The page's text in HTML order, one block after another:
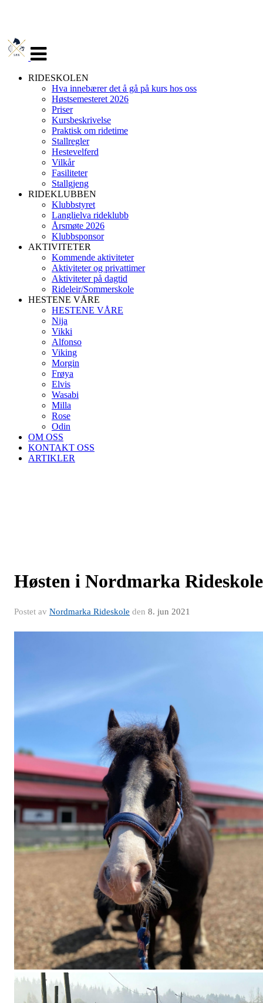
navigasjon
RIDESKOLEN
Hva innebærer det å gå på kurs hos oss
Høstsemesteret 2026
Priser
Kursbeskrivelse
Praktisk om ridetime
Stallregler
Hestevelferd
Vilkår
Fasiliteter
Stallgjeng
RIDEKLUBBEN
Klubbstyret
Langlielva rideklubb
Årsmøte 2026
Klubbsponsor
AKTIVITETER
Kommende aktiviteter
Aktiviteter og privattimer
Aktiviteter på dagtid
Rideleir/Sommerskole
HESTENE VÅRE
HESTENE VÅRE
Nija
Vikki
Alfonso
Viking
Morgin
Frøya
Elvis
Wasabi
Milla
Rose
Odin
OM OSS
KONTAKT OSS
ARTIKLER
Høsten i Nordmarka Rideskole
Postet av Nordmarka Rideskole den 8. jun 2021